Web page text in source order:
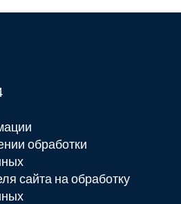
обработки
сайта на обработку